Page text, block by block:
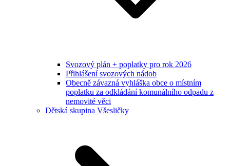
Svozový plán + poplatky pro rok 2026
Přihlášení svozových nádob
Obecně závazná vyhláška obce o místním
poplatku za odkládání komunálního odpadu z
nemovité věci
Dětská skupina Všesličky